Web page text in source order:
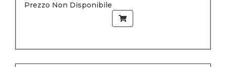
Prezzo Non Disponibile